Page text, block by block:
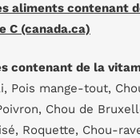
aliments contenant
C (canada.ca)
contenant de la
Pois mange-tout,
Chou de
Roquette, Chou-